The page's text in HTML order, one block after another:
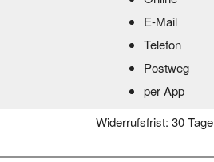
E-Mail
Telefon
Postweg
per App
Widerrufsfrist: 30 Tage